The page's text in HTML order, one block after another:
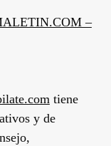
–
tiene
y de